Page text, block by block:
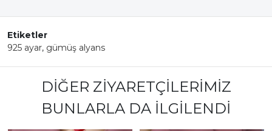
Etiketler
925 ayar, gümüş alyans
DIĞER ZIYARETÇILERIMIZ
BUNLARLA DA İLGILENDI